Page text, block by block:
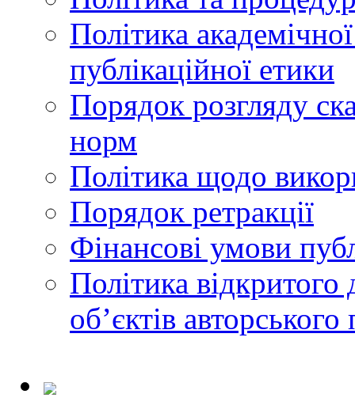
Політика
публікаційної етики
Порядок розгляду
норм
Політика щодо
Порядок ретракції
Фінансові умови
Політика
обʼєктів авторського